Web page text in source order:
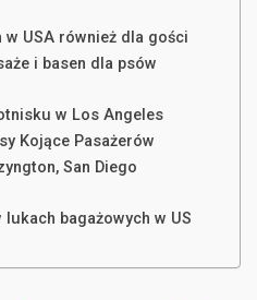
USA również dla gości
i basen dla psów
w Los Angeles
Kojące Pasażerów
San Diego
bagażowych w US